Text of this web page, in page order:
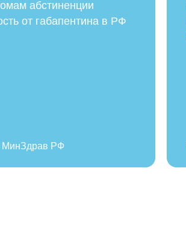
абстиненции
от габапентина в РФ
МинЗдрав РФ